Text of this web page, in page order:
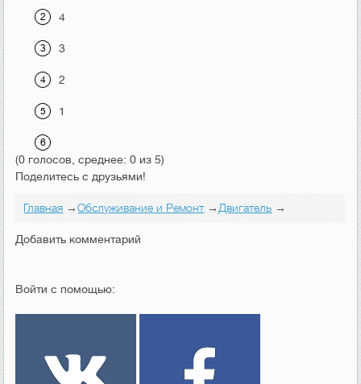
4
3
2
1
(0 голосов, среднее: 0 из 5)
Поделитесь с друзьями!
Главная →Обслуживание и Ремонт→Двигатель →
Добавить комментарий
Войти с помощью: